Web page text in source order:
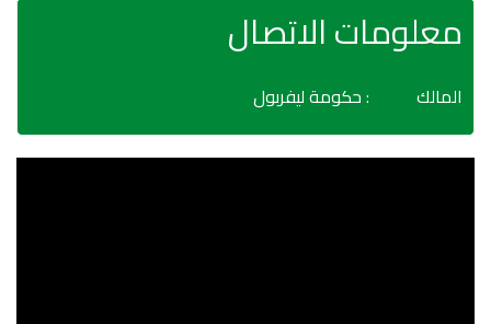
معلومات الاتصال
المالك : حكومة ليفربول